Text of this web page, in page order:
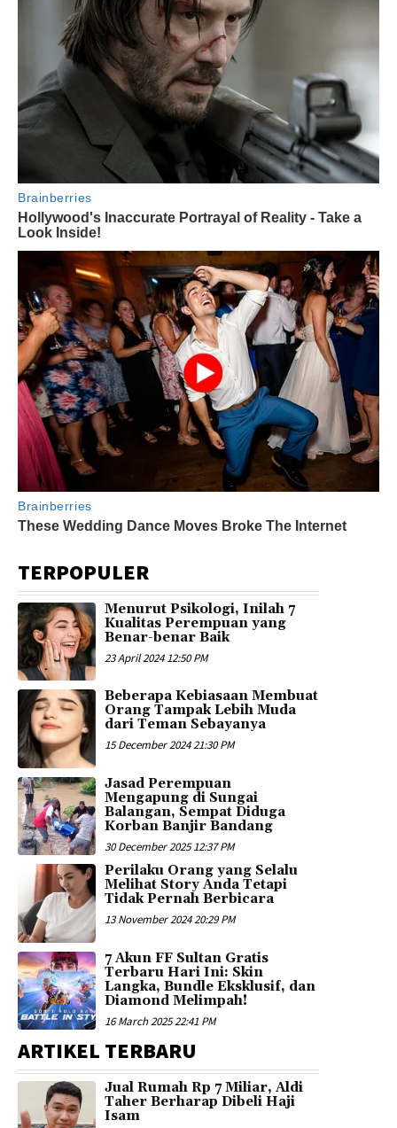
TERPOPULER
Menurut Psikologi, Inilah 7
Kualitas Perempuan yang
Benar-benar Baik
23 April 2024 12:50 PM
Beberapa Kebiasaan Membuat
Orang Tampak Lebih Muda
dari Teman Sebayanya
15 December 2024 21:30 PM
Jasad Perempuan
Mengapung di Sungai
Balangan, Sempat Diduga
Korban Banjir Bandang
30 December 2025 12:37 PM
Perilaku Orang yang Selalu
Melihat Story Anda Tetapi
Tidak Pernah Berbicara
13 November 2024 20:29 PM
7 Akun FF Sultan Gratis
Terbaru Hari Ini: Skin
Langka, Bundle Eksklusif, dan
Diamond Melimpah!
16 March 2025 22:41 PM
ARTIKEL TERBARU
Jual Rumah Rp 7 Miliar, Aldi
Taher Berharap Dibeli Haji
Isam